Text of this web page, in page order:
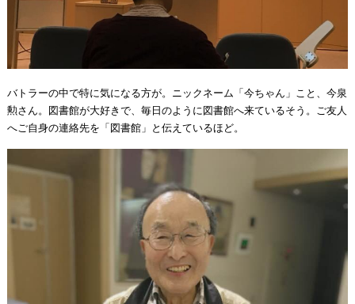
バトラーの中で特に気になる方が。ニックネーム「今ちゃん」こと、今泉
勲さん。図書館が大好きで、毎日のように図書館へ来ているそう。ご友人
へご自身の連絡先を「図書館」と伝えているほど。